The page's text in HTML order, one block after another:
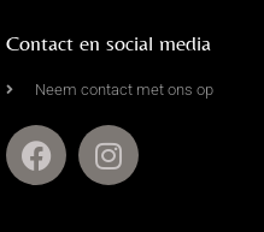
Contact en social media
Neem contact met ons op